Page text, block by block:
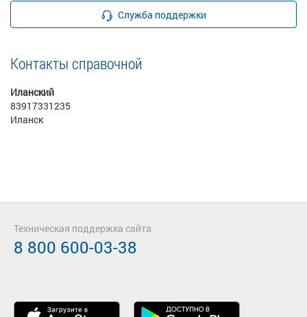
Служба поддержки
Контакты справочной
Иланский
83917331235
Иланск
Техническая поддержка сайта
8 800 600-03-38